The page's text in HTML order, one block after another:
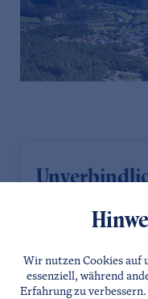
Vorname
Wir nutzen Cookies auf
essenziell, während
Erfahrung zu